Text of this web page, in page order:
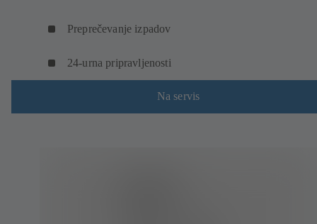
Preprečevanje izpadov
24-urna pripravljenosti
Na servis